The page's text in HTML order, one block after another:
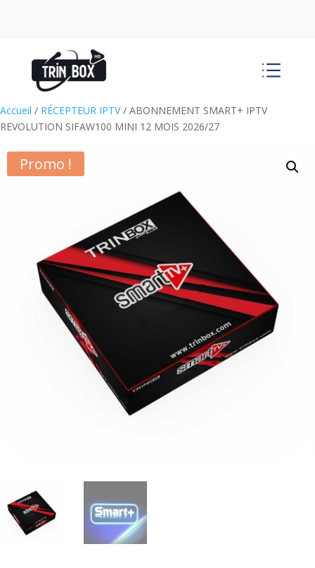
d
Accueil / RÉCEPTEUR IPTV/ ABONNEMENT SMART+ IPTV
REVOLUTION SIFAW100 MINI 12 MOIS 2026/27
Promo !